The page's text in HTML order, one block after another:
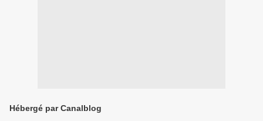
Hébergé par Canalblog